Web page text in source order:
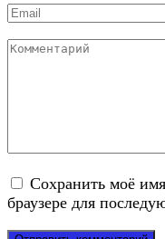
Email
Комментарий
Сохранить моё
браузере для